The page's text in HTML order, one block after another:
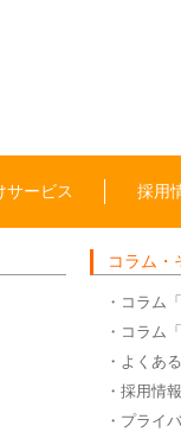
サービス 採用
コラム・
・コラム
・コラム
・よくあ
・採用情報
・プライ